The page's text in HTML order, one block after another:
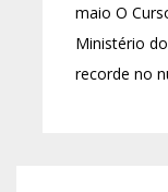
maio O
Ministério
recorde no